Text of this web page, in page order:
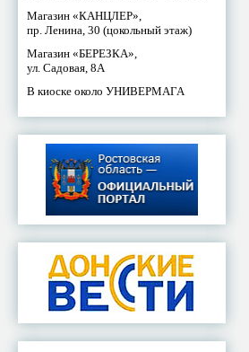
Магазин «КАНЦЛЕР»,
пр. Ленина, 30 (цокольный этаж)
Магазин «БЕРЕЗКА»,
ул. Садовая, 8А
В киоске около УНИВЕРМАГА